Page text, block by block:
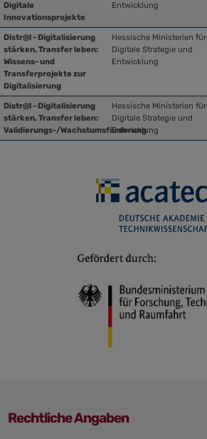
Digitale
Innovationsprojekte
Entwicklung
Distr@l - Digitalisierung
stärken, Transfer leben:
Wissens- und
Transferprojekte zur
Digitalisierung
Hessische Ministerien für
Digitale Strategie und
Entwicklung
Distr@l - Digitalisierung
stärken, Transfer leben:
Validierungs-/Wachstumsförderung
Hessische Ministerien für
Digitale Strategie und
Entwicklung
Rechtliche Angaben